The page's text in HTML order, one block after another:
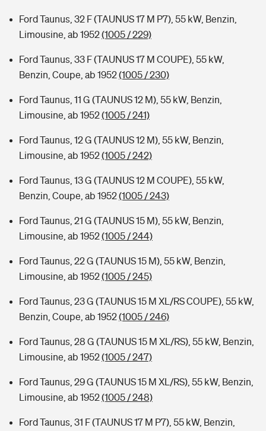
Ford Taunus, 32 F (TAUNUS 17 M P7), 55 kW, Benzin,
Limousine, ab 1952(1005 / 229)
Ford Taunus, 33 F (TAUNUS 17 M COUPE), 55 kW,
Benzin, Coupe, ab 1952(1005 / 230)
Ford Taunus, 11 G (TAUNUS 12 M), 55 kW, Benzin,
Limousine, ab 1952(1005 / 241)
Ford Taunus, 12 G (TAUNUS 12 M), 55 kW, Benzin,
Limousine, ab 1952(1005 / 242)
Ford Taunus, 13 G (TAUNUS 12 M COUPE), 55 kW,
Benzin, Coupe, ab 1952(1005 / 243)
Ford Taunus, 21 G (TAUNUS 15 M), 55 kW, Benzin,
Limousine, ab 1952(1005 / 244)
Ford Taunus, 22 G (TAUNUS 15 M), 55 kW, Benzin,
Limousine, ab 1952(1005 / 245)
Ford Taunus, 23 G (TAUNUS 15 M XL/RS COUPE), 55 kW,
Benzin, Coupe, ab 1952(1005 / 246)
Ford Taunus, 28 G (TAUNUS 15 M XL/RS), 55 kW, Benzin,
Limousine, ab 1952(1005 / 247)
Ford Taunus, 29 G (TAUNUS 15 M XL/RS), 55 kW, Benzin,
Limousine, ab 1952(1005 / 248)
Ford Taunus, 31 F (TAUNUS 17 M P7), 55 kW, Benzin,